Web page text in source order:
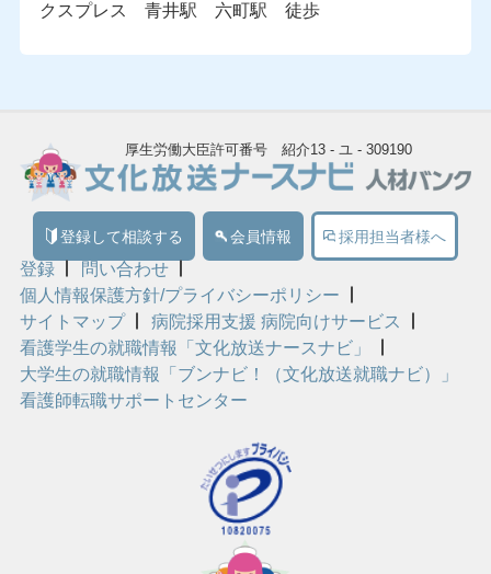
クスプレス 青井駅 六町駅 徒歩
厚生労働大臣許可番号 紹介13 - ユ - 309190
登録して相談する 会員情報 採用担当者様へ
登録
問い合わせ
個人情報保護方針/プライバシーポリシー
サイトマップ
病院採用支援 病院向けサービス
看護学生の就職情報「文化放送ナースナビ」
大学生の就職情報「ブンナビ！（文化放送就職ナビ）」
看護師転職サポートセンター